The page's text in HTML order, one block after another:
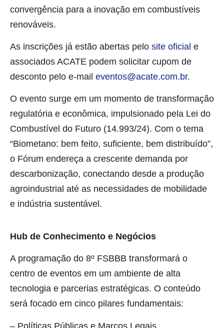
convergência para a inovação em combustíveis
renováveis.
As inscrições já estão abertas pelo site oficial e
associados ACATE podem solicitar cupom de
desconto pelo e-mail eventos@acate.com.br.
O evento surge em um momento de transformação
regulatória e econômica, impulsionado pela Lei do
Combustível do Futuro (14.993/24). Com o tema
“Biometano: bem feito, suficiente, bem distribuído”,
o Fórum endereça a crescente demanda por
descarbonização, conectando desde a produção
agroindustrial até as necessidades de mobilidade
e indústria sustentável.
Hub de Conhecimento e Negócios
A programação do 8º FSBBB transformará o
centro de eventos em um ambiente de alta
tecnologia e parcerias estratégicas. O conteúdo
será focado em cinco pilares fundamentais:
– Políticas Públicas e Marcos Legais